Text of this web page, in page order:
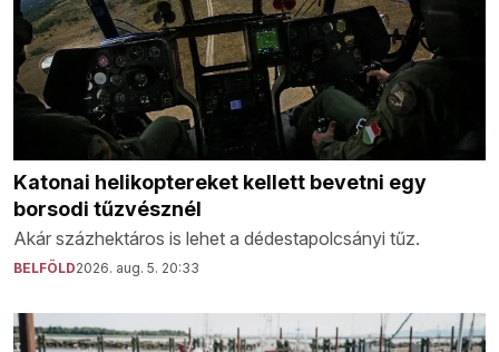
Katonai helikoptereket kellett bevetni egy
borsodi tűzvésznél
Akár százhektáros is lehet a dédestapolcsányi tűz.
BELFÖLD2026. aug. 5. 20:33